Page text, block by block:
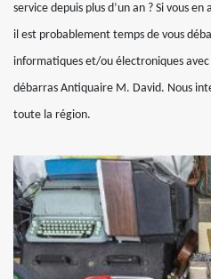
service depuis plus d’un an ? Si vous
il est probablement temps de vous
informatiques et/ou électroniques
débarras Antiquaire M. David. Nous
toute la région.